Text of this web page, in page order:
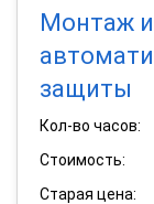
Монтаж
защиты
Кол-во часов:
Стоимость:
Старая цена: